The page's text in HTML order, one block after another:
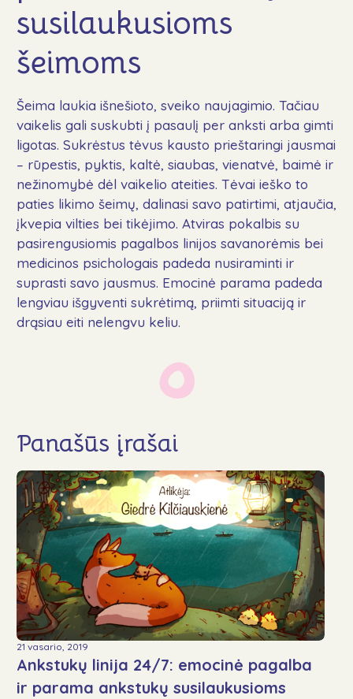
Naujienos
Aukoti
Sekite mus
susilaukusioms
šeimoms
Šeima laukia išnešioto, sveiko naujagimio. Tačiau
vaikelis gali suskubti į pasaulį per anksti arba gimti
ligotas. Sukrėstus tėvus kausto prieštaringi jausmai
– rūpestis, pyktis, kaltė, siaubas, vienatvė, baimė ir
nežinomybė dėl vaikelio ateities. Tėvai ieško to
paties likimo šeimų, dalinasi savo patirtimi, atjaučia,
įkvepia vilties bei tikėjimo. Atviras pokalbis su
pasirengusiomis pagalbos linijos savanorėmis bei
medicinos psichologais padeda nusiraminti ir
suprasti savo jausmus. Emocinė parama padeda
lengviau išgyventi sukrėtimą, priimti situaciją ir
drąsiau eiti nelengvu keliu.
Panašūs įrašai
21 vasario, 2019
Ankstukų linija 24/7: emocinė pagalba
ir parama ankstukų susilaukusioms